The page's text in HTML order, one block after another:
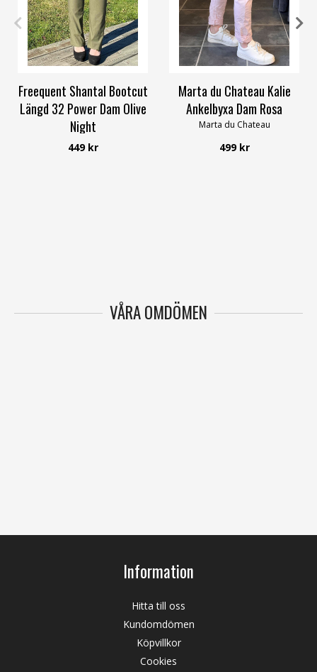
XS S M L XL 3XL
Freequent Shantal Bootcut
Längd 32 Power Dam Olive
Night
Freequent
449 kr
S/M L/XL
Marta du Chateau Kalie
Ankelbyxa Dam Rosa
Marta du Chateau
499 kr
VÅRA OMDÖMEN
Information
Hitta till oss
Kundomdömen
Köpvillkor
Cookies